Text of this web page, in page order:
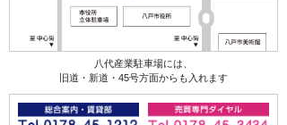
八代産業駐車場には、
旧道・新道・45号方面からも入れます